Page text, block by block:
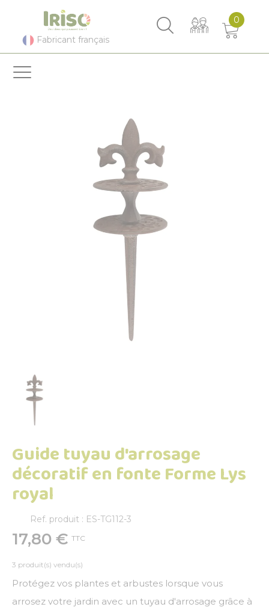
Fabricant français
0
Guide tuyau d'arrosage
décoratif en fonte Forme Lys
royal
Ref. produit : ES-TG112-3
17,80 € TTC
3 produit(s) vendu(s)
Protégez vos plantes et arbustes lorsque vous
arrosez votre jardin avec un tuyau d'arrosage grâce à
Panneau de gestion des cookies